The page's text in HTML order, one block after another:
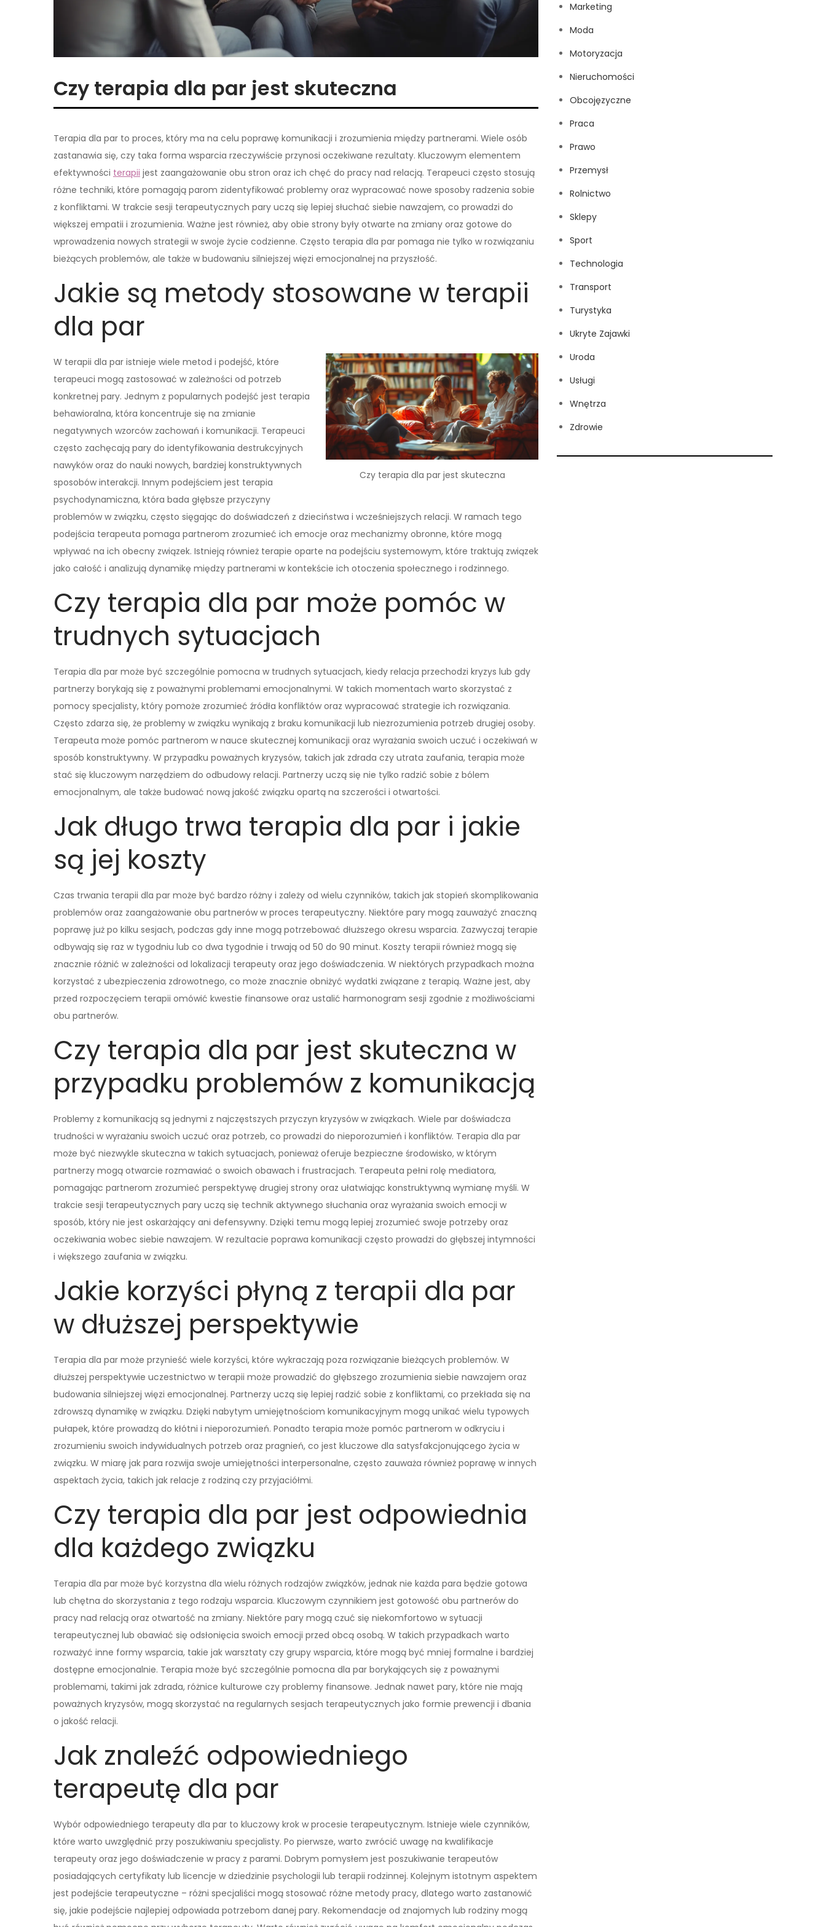
Czy terapia dla par jest skuteczna
Terapia dla par to proces, który ma na celu poprawę komunikacji i zrozumienia między partnerami. Wiele osób
zastanawia się, czy taka forma wsparcia rzeczywiście przynosi oczekiwane rezultaty. Kluczowym elementem
efektywności terapii jest zaangażowanie obu stron oraz ich chęć do pracy nad relacją. Terapeuci często stosują
różne techniki, które pomagają parom zidentyfikować problemy oraz wypracować nowe sposoby radzenia sobie
z konfliktami. W trakcie sesji terapeutycznych pary uczą się lepiej słuchać siebie nawzajem, co prowadzi do
większej empatii i zrozumienia. Ważne jest również, aby obie strony były otwarte na zmiany oraz gotowe do
wprowadzenia nowych strategii w swoje życie codzienne. Często terapia dla par pomaga nie tylko w rozwiązaniu
bieżących problemów, ale także w budowaniu silniejszej więzi emocjonalnej na przyszłość.
Jakie są metody stosowane w terapii
dla par
Czy terapia dla par jest skuteczna
W terapii dla par istnieje wiele metod i podejść, które
terapeuci mogą zastosować w zależności od potrzeb
konkretnej pary. Jednym z popularnych podejść jest terapia
behawioralna, która koncentruje się na zmianie
negatywnych wzorców zachowań i komunikacji. Terapeuci
często zachęcają pary do identyfikowania destrukcyjnych
nawyków oraz do nauki nowych, bardziej konstruktywnych
sposobów interakcji. Innym podejściem jest terapia
psychodynamiczna, która bada głębsze przyczyny
problemów w związku, często sięgając do doświadczeń z dzieciństwa i wcześniejszych relacji. W ramach tego
podejścia terapeuta pomaga partnerom zrozumieć ich emocje oraz mechanizmy obronne, które mogą
wpływać na ich obecny związek. Istnieją również terapie oparte na podejściu systemowym, które traktują związek
jako całość i analizują dynamikę między partnerami w kontekście ich otoczenia społecznego i rodzinnego.
Czy terapia dla par może pomóc w
trudnych sytuacjach
Terapia dla par może być szczególnie pomocna w trudnych sytuacjach, kiedy relacja przechodzi kryzys lub gdy
partnerzy borykają się z poważnymi problemami emocjonalnymi. W takich momentach warto skorzystać z
pomocy specjalisty, który pomoże zrozumieć źródła konfliktów oraz wypracować strategie ich rozwiązania.
Często zdarza się, że problemy w związku wynikają z braku komunikacji lub niezrozumienia potrzeb drugiej osoby.
Terapeuta może pomóc partnerom w nauce skutecznej komunikacji oraz wyrażania swoich uczuć i oczekiwań w
sposób konstruktywny. W przypadku poważnych kryzysów, takich jak zdrada czy utrata zaufania, terapia może
stać się kluczowym narzędziem do odbudowy relacji. Partnerzy uczą się nie tylko radzić sobie z bólem
emocjonalnym, ale także budować nową jakość związku opartą na szczerości i otwartości.
Jak długo trwa terapia dla par i jakie
są jej koszty
Czas trwania terapii dla par może być bardzo różny i zależy od wielu czynników, takich jak stopień skomplikowania
problemów oraz zaangażowanie obu partnerów w proces terapeutyczny. Niektóre pary mogą zauważyć znaczną
poprawę już po kilku sesjach, podczas gdy inne mogą potrzebować dłuższego okresu wsparcia. Zazwyczaj terapie
odbywają się raz w tygodniu lub co dwa tygodnie i trwają od 50 do 90 minut. Koszty terapii również mogą się
znacznie różnić w zależności od lokalizacji terapeuty oraz jego doświadczenia. W niektórych przypadkach można
korzystać z ubezpieczenia zdrowotnego, co może znacznie obniżyć wydatki związane z terapią. Ważne jest, aby
przed rozpoczęciem terapii omówić kwestie finansowe oraz ustalić harmonogram sesji zgodnie z możliwościami
obu partnerów.
Czy terapia dla par jest skuteczna w
przypadku problemów z komunikacją
Problemy z komunikacją są jednymi z najczęstszych przyczyn kryzysów w związkach. Wiele par doświadcza
trudności w wyrażaniu swoich uczuć oraz potrzeb, co prowadzi do nieporozumień i konfliktów. Terapia dla par
może być niezwykle skuteczna w takich sytuacjach, ponieważ oferuje bezpieczne środowisko, w którym
partnerzy mogą otwarcie rozmawiać o swoich obawach i frustracjach. Terapeuta pełni rolę mediatora,
pomagając partnerom zrozumieć perspektywę drugiej strony oraz ułatwiając konstruktywną wymianę myśli. W
trakcie sesji terapeutycznych pary uczą się technik aktywnego słuchania oraz wyrażania swoich emocji w
sposób, który nie jest oskarżający ani defensywny. Dzięki temu mogą lepiej zrozumieć swoje potrzeby oraz
oczekiwania wobec siebie nawzajem. W rezultacie poprawa komunikacji często prowadzi do głębszej intymności
i większego zaufania w związku.
Jakie korzyści płyną z terapii dla par
w dłuższej perspektywie
Terapia dla par może przynieść wiele korzyści, które wykraczają poza rozwiązanie bieżących problemów. W
dłuższej perspektywie uczestnictwo w terapii może prowadzić do głębszego zrozumienia siebie nawzajem oraz
budowania silniejszej więzi emocjonalnej. Partnerzy uczą się lepiej radzić sobie z konfliktami, co przekłada się na
zdrowszą dynamikę w związku. Dzięki nabytym umiejętnościom komunikacyjnym mogą unikać wielu typowych
pułapek, które prowadzą do kłótni i nieporozumień. Ponadto terapia może pomóc partnerom w odkryciu i
zrozumieniu swoich indywidualnych potrzeb oraz pragnień, co jest kluczowe dla satysfakcjonującego życia w
związku. W miarę jak para rozwija swoje umiejętności interpersonalne, często zauważa również poprawę w innych
aspektach życia, takich jak relacje z rodziną czy przyjaciółmi.
Czy terapia dla par jest odpowiednia
dla każdego związku
Terapia dla par może być korzystna dla wielu różnych rodzajów związków, jednak nie każda para będzie gotowa
lub chętna do skorzystania z tego rodzaju wsparcia. Kluczowym czynnikiem jest gotowość obu partnerów do
pracy nad relacją oraz otwartość na zmiany. Niektóre pary mogą czuć się niekomfortowo w sytuacji
terapeutycznej lub obawiać się odsłonięcia swoich emocji przed obcą osobą. W takich przypadkach warto
rozważyć inne formy wsparcia, takie jak warsztaty czy grupy wsparcia, które mogą być mniej formalne i bardziej
dostępne emocjonalnie. Terapia może być szczególnie pomocna dla par borykających się z poważnymi
problemami, takimi jak zdrada, różnice kulturowe czy problemy finansowe. Jednak nawet pary, które nie mają
poważnych kryzysów, mogą skorzystać na regularnych sesjach terapeutycznych jako formie prewencji i dbania
o jakość relacji.
Jak znaleźć odpowiedniego
terapeutę dla par
Wybór odpowiedniego terapeuty dla par to kluczowy krok w procesie terapeutycznym. Istnieje wiele czynników,
które warto uwzględnić przy poszukiwaniu specjalisty. Po pierwsze, warto zwrócić uwagę na kwalifikacje
terapeuty oraz jego doświadczenie w pracy z parami. Dobrym pomysłem jest poszukiwanie terapeutów
posiadających certyfikaty lub licencje w dziedzinie psychologii lub terapii rodzinnej. Kolejnym istotnym aspektem
jest podejście terapeutyczne – różni specjaliści mogą stosować różne metody pracy, dlatego warto zastanowić
się, jakie podejście najlepiej odpowiada potrzebom danej pary. Rekomendacje od znajomych lub rodziny mogą
Marketing
Moda
Motoryzacja
Nieruchomości
Obcojęzyczne
Praca
Prawo
Przemysł
Rolnictwo
Sklepy
Sport
Technologia
Transport
Turystyka
Ukryte Zajawki
Uroda
Usługi
Wnętrza
Zdrowie